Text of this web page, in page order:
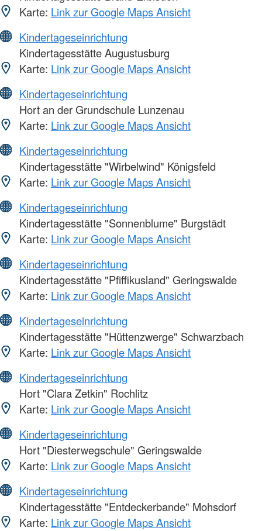
Karte: Link zur Google Maps Ansicht
Kindertageseinrichtung
Kindertagesstätte Augustusburg
Karte: Link zur Google Maps Ansicht
Kindertageseinrichtung
Hort an der Grundschule Lunzenau
Karte: Link zur Google Maps Ansicht
Kindertageseinrichtung
Kindertagesstätte "Wirbelwind" Königsfeld
Karte: Link zur Google Maps Ansicht
Kindertageseinrichtung
Kindertagesstätte "Sonnenblume" Burgstädt
Karte: Link zur Google Maps Ansicht
Kindertageseinrichtung
Kindertagesstätte "Pfiffikusland" Geringswalde
Karte: Link zur Google Maps Ansicht
Kindertageseinrichtung
Kindertagesstätte "Hüttenzwerge" Schwarzbach
Karte: Link zur Google Maps Ansicht
Kindertageseinrichtung
Hort "Clara Zetkin" Rochlitz
Karte: Link zur Google Maps Ansicht
Kindertageseinrichtung
Hort "Diesterwegschule" Geringswalde
Karte: Link zur Google Maps Ansicht
Kindertageseinrichtung
Kindertagesstätte "Entdeckerbande" Mohsdorf
Karte: Link zur Google Maps Ansicht